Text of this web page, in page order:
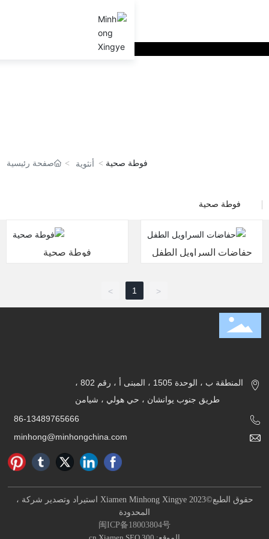
صفحة رئيسية أنثوية فوطة صحية
فوطة صحية
حفاضات السراويل الطفل فوطة صحية
<
1
>
المنطقة ب ، الوحدة 1505 ، المبنى أ ، رقم 802 ،
طريق جنوب يوانشان ، حي هولي ، شيامن
86-13489765666
minhong@minhongchina.com
حقوق الطبع©2023 Xiamen Minhong Xingye استيراد وتصدير شركة ،
المحدودة
闽ICP备18003804号